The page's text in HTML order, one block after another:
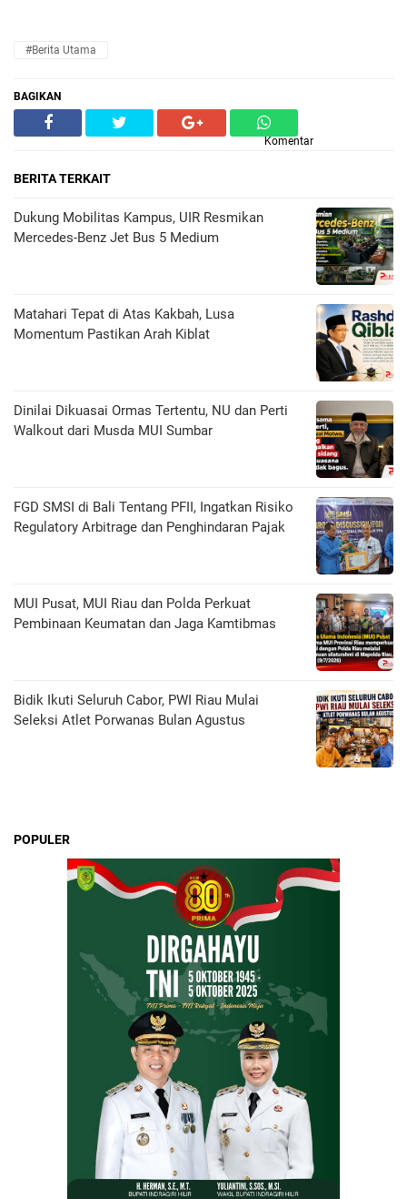
#Berita Utama
BAGIKAN
Komentar
BERITA TERKAIT
Dukung Mobilitas Kampus, UIR Resmikan
Mercedes-Benz Jet Bus 5 Medium
Matahari Tepat di Atas Kakbah, Lusa
Momentum Pastikan Arah Kiblat
Dinilai Dikuasai Ormas Tertentu, NU dan Perti
Walkout dari Musda MUI Sumbar
FGD SMSI di Bali Tentang PFII, Ingatkan Risiko
Regulatory Arbitrage dan Penghindaran Pajak
MUI Pusat, MUI Riau dan Polda Perkuat
Pembinaan Keumatan dan Jaga Kamtibmas
Bidik Ikuti Seluruh Cabor, PWI Riau Mulai
Seleksi Atlet Porwanas Bulan Agustus
POPULER